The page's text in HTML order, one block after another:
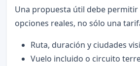
Una propuesta útil debe
opciones reales, no sólo una
Ruta, duración y ciudades
Vuelo incluido o circuito